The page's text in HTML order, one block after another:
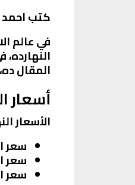
كتب
في عالم
المقال
أسعار
الأسعار
سعر
سعر
سعر